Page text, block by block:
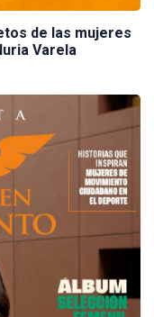
de las mujeres
Varela